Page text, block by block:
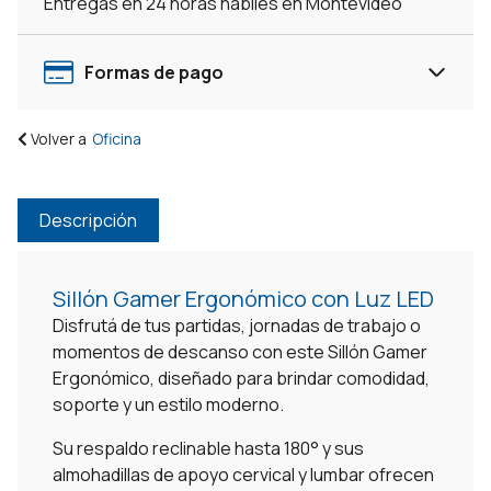
cantidad
Formas de pago
Volver a Oficina
Descripción
Sillón Gamer Ergonómico con Luz LED
Disfrutá de tus partidas, jornadas de trabajo o
momentos de descanso con este Sillón Gamer
Ergonómico, diseñado para brindar comodidad,
soporte y un estilo moderno.
Su respaldo reclinable hasta 180° y sus
almohadillas de apoyo cervical y lumbar ofrecen